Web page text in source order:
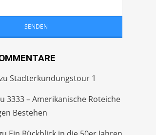
zuStadterkundungstour 1
3333 – Amerikanische Roteiche
Bestehen